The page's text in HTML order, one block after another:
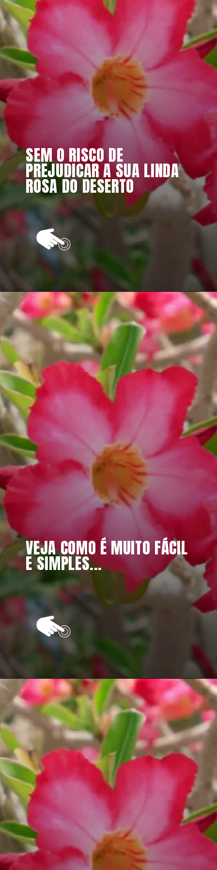
SEM O RISCO DE
PREJUDICAR A SUA LINDA
ROSA DO DESERTO
Opening https://vivendoagro.com.br/rosa-do-deserto-como-fazer-a-poda-dessa-linda-planta.html
VEJA COMO É MUITO FÁCIL
E SIMPLES...
Opening https://vivendoagro.com.br/rosa-do-deserto-como-fazer-a-poda-dessa-linda-planta.html